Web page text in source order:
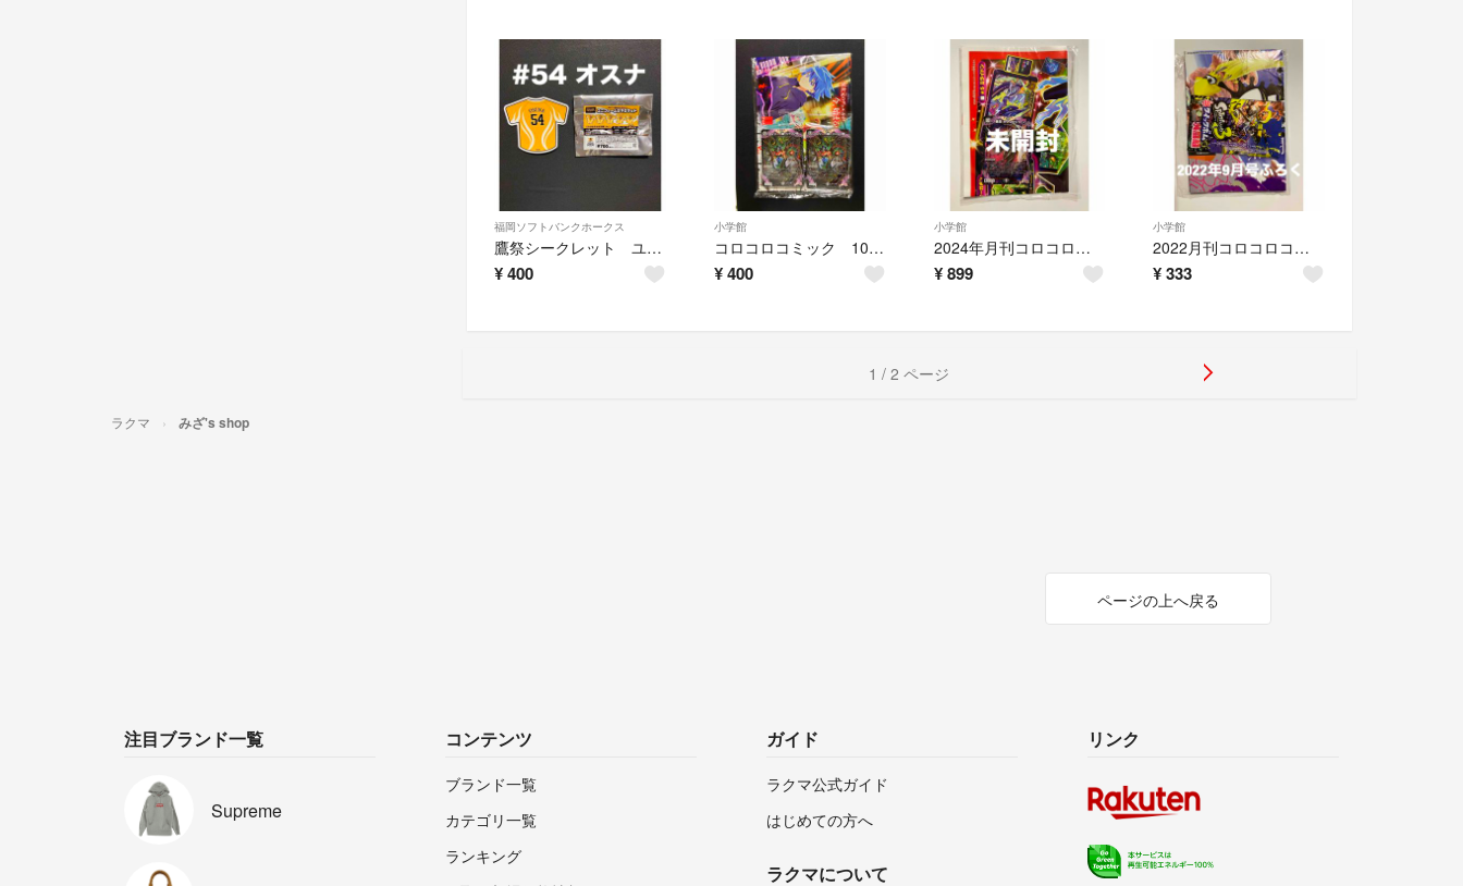
福岡ソフトバンクホークス
鷹祭シークレット ユニフォーム型マグネット 54 オスナ 投手
¥400
小学館
コロコロコミック 10月号
¥400
小学館
2024年月刊コロコロコミック９月号 付録(未開封)
¥ 899
小学館
2022月刊コロコロコミック9月号付録
¥333
1 / 2 ページ
ラクマ みざ's shop
ページの上へ戻る
注目ブランド一覧
Supreme
コンテンツ
ブランド一覧
カテゴリ一覧
ランキング
ガイド
ラクマ公式ガイド
はじめての方へ
ラクマについて
リンク